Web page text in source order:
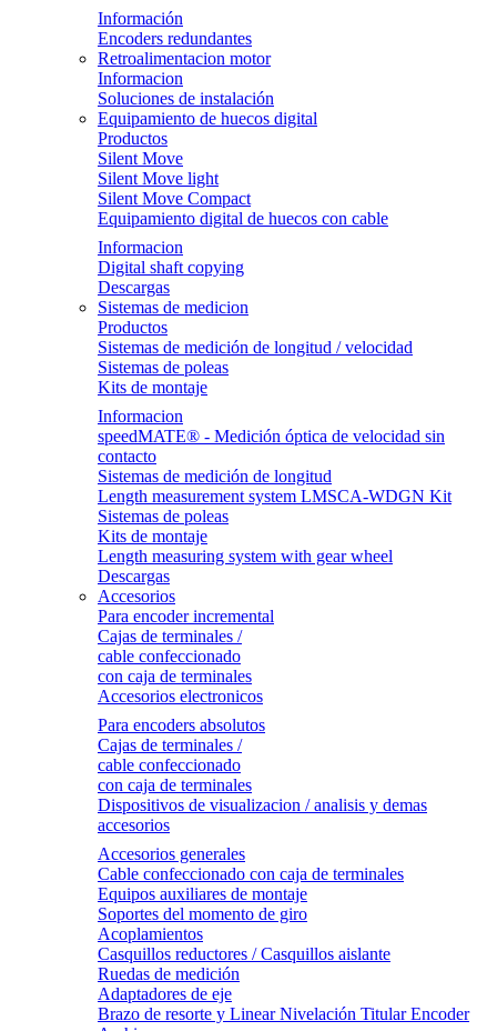
Información
Encoders redundantes
Retroalimentacion motor
Informacion
Soluciones de instalación
Equipamiento de huecos digital
Productos
Silent Move
Silent Move light
Silent Move Compact
Equipamiento digital de huecos con cable
Informacion
Digital shaft copying
Descargas
Sistemas de medicion
Productos
Sistemas de medición de longitud / velocidad
Sistemas de poleas
Kits de montaje
Informacion
speedMATE® - Medición óptica de velocidad sin
contacto
Sistemas de medición de longitud
Length measurement system LMSCA-WDGN Kit
Sistemas de poleas
Kits de montaje
Length measuring system with gear wheel
Descargas
Accesorios
Para encoder incremental
Cajas de terminales /
cable confeccionado
con caja de terminales
Accesorios electronicos
Para encoders absolutos
Cajas de terminales /
cable confeccionado
con caja de terminales
Dispositivos de visualizacion / analisis y demas
accesorios
Accesorios generales
Cable confeccionado con caja de terminales
Equipos auxiliares de montaje
Soportes del momento de giro
Acoplamientos
Casquillos reductores / Casquillos aislante
Ruedas de medición
Adaptadores de eje
Brazo de resorte y Linear Nivelación Titular Encoder